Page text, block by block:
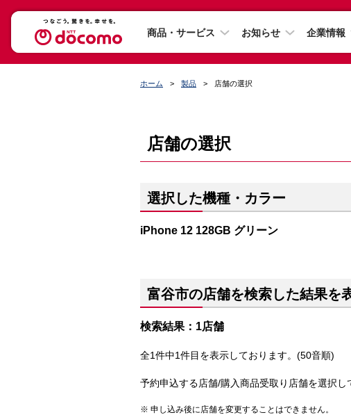
商品・サービス お知らせ 企業情報
ホーム 製品 店舗の選択
店舗の選択
選択した機種・カラー
iPhone 12 128GB グリーン
富谷市の店舗を検索した結果を
検索結果：1店舗
全1件中1件目を表示しております。(50音順)
予約申込する店舗/購入商品受取り店舗を選択し
申し込み後に店舗を変更することはできません。